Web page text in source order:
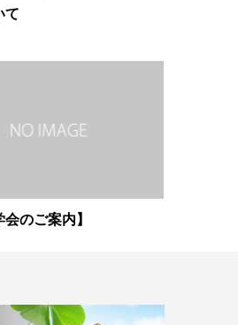
て
会のご案内】